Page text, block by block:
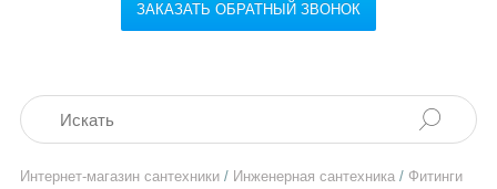
ЗАКАЗАТЬ ОБРАТНЫЙ ЗВОНОК
Интернет-магазин сантехники / Инженерная сантехника / Фитинги